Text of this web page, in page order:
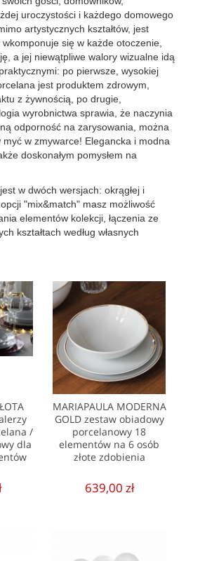
uroczystości i każdego domowego
artystycznych kształtów, jest
się w każde otoczenie,
a jej niewątpliwe walory wizualne idą
po pierwsze, wysokiej
jest produktem zdrowym,
z żywnością, po drugie,
wyrobnictwa sprawia, że naczynia
odporność na zarysowania, można
w zmywarce! Elegancka i modna
doskonałym pomysłem na
w dwóch wersjach: okrągłej i
"mix&match" masz możliwość
elementów kolekcji, łączenia ze
kształtach według własnych
/
dla
MARIAPAULA MODERNA
GOLD zestaw obiadowy
porcelanowy 18
elementów na 6 osób
złote zdobienia
639,00 zł